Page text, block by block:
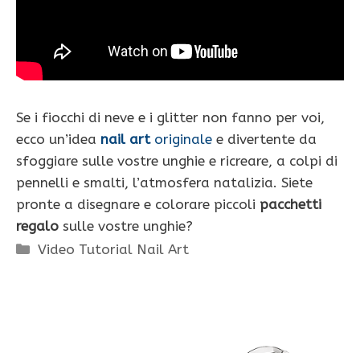
Se i fiocchi di neve e i glitter non fanno per voi,
ecco un’idea nail artoriginale e divertente da
sfoggiare sulle vostre unghie e ricreare, a colpi di
pennelli e smalti, l’atmosfera natalizia. Siete
pronte a disegnare e colorare piccoli pacchetti
regalo sulle vostre unghie?
Categorie
Video Tutorial Nail Art